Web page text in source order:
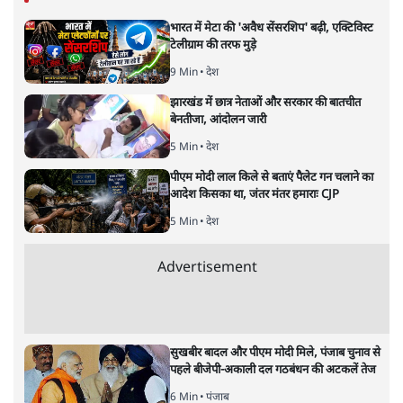
शंभुनाथ शुक्ल
शंभुनाथ शुक्लकी और स्टोरी पढ़ें
उर्दू को लेकर फरेब और नीतीश की छवि
चमकाने की ऐसी कोशिश क्यों?
समी अहमद